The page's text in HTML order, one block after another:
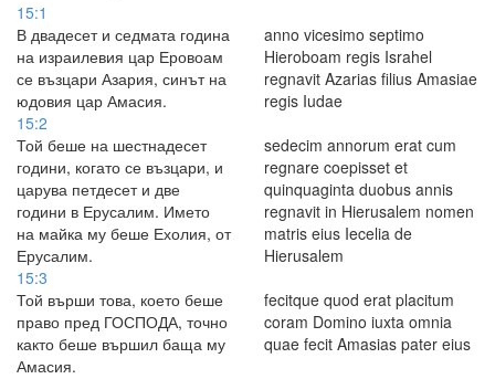
15:1
В двадесет и седмата година
на израилевия цар Еровоам
се възцари Азария, синът на
юдовия цар Амасия.
anno vicesimo septimo
Hieroboam regis Israhel
regnavit Azarias filius Amasiae
regis Iudae
15:2
Той беше на шестнадесет
години, когато се възцари, и
царува петдесет и две
години в Ерусалим. Името
на майка му беше Ехолия, от
Ерусалим.
sedecim annorum erat cum
regnare coepisset et
quinquaginta duobus annis
regnavit in Hierusalem nomen
matris eius Iecelia de
Hierusalem
15:3
Той върши това, което беше
право пред ГОСПОДА, точно
както беше вършил баща му
Амасия.
fecitque quod erat placitum
coram Domino iuxta omnia
quae fecit Amasias pater eius